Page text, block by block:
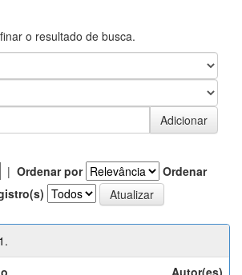
o resultado de busca.
| Ordenar por
Ordenar
Autor(es)